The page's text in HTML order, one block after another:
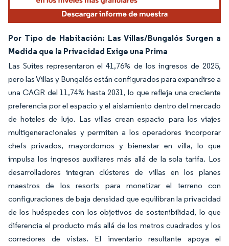
Por Tipo de Habitación: Las Villas/Bungalós Surgen a
Medida que la Privacidad Exige una Prima
Las Suites representaron el 41,76% de los ingresos de 2025,
pero las Villas y Bungalós están configurados para expandirse a
una CAGR del 11,74% hasta 2031, lo que refleja una creciente
preferencia por el espacio y el aislamiento dentro del mercado
de hoteles de lujo. Las villas crean espacio para los viajes
multigeneracionales y permiten a los operadores incorporar
chefs privados, mayordomos y bienestar en villa, lo que
impulsa los ingresos auxiliares más allá de la sola tarifa. Los
desarrolladores integran clústeres de villas en los planes
maestros de los resorts para monetizar el terreno con
configuraciones de baja densidad que equilibran la privacidad
de los huéspedes con los objetivos de sostenibilidad, lo que
diferencia el producto más allá de los metros cuadrados y los
corredores de vistas. El inventario resultante apoya el